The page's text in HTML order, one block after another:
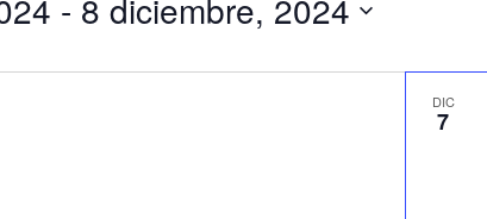
- 8 diciembre, 2024
DIC
7